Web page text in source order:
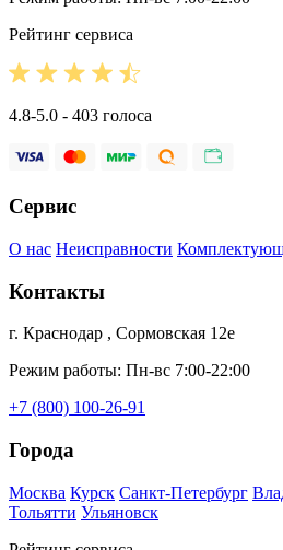
Рейтинг сервиса
4.8-5.0 - 403 голоса
Сервис
О нас Неисправности
Контакты
г. Краснодар , Сормовская 12е
Режим работы: Пн-вс 7:00-22:00
+7 (800) 100-26-91
Города
Москва Курск Санкт-Петербург
Тольятти Ульяновск